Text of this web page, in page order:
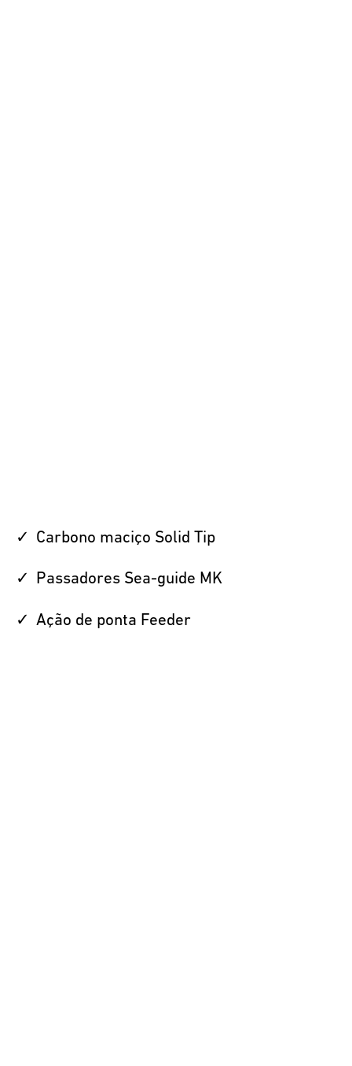
Carbono maciço Solid Tip
Passadores Sea-guide MK
Ação de ponta Feeder